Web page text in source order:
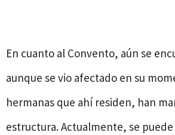
En cuanto al Convento, aún se
aunque se vio afectado en su
hermanas que ahí residen, han
estructura. Actualmente, se